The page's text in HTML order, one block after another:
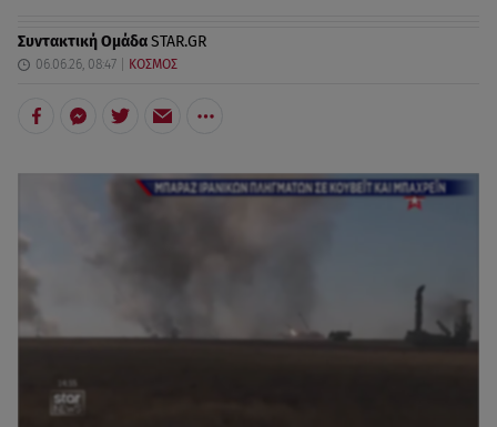
Συντακτική ΟμάδαSTAR.GR
06.06.26, 08:47 ΚΟΣΜΟΣ